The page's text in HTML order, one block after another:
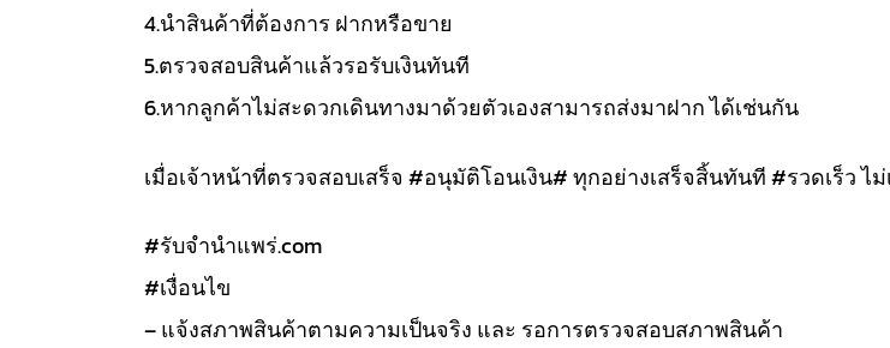
4.นำสินค้าที่ต้องการ ฝากหรือขาย
5.ตรวจสอบสินค้าแล้วรอรับเงินทันที
6.หากลูกค้าไม่สะดวกเดินทางมาด้วยตัวเองสามารถส่งมาฝาก ได้เช่นกัน
เมื่อเจ้าหน้าที่ตรวจสอบเสร็จ #อนุมัติโอนเงิน# ทุกอย่างเสร็จสิ้นทันที #รวดเร็ว ไม่
#รับจํานําแพร่.com
#เงื่อนไข
– แจ้งสภาพสินค้าตามความเป็นจริง และ รอการตรวจสอบสภาพสินค้า